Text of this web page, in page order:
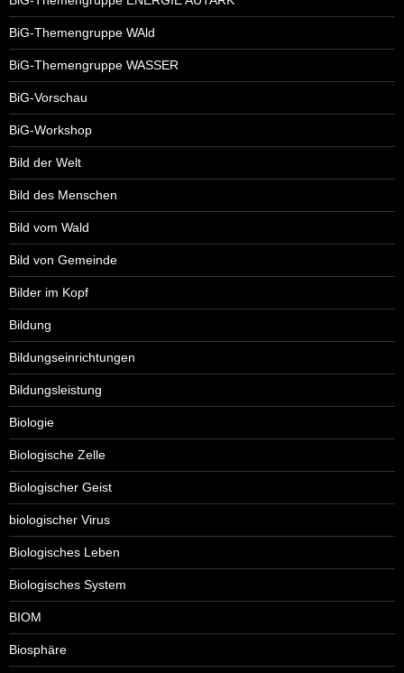
BiG-Themengruppe WAld
BiG-Themengruppe WASSER
BiG-Vorschau
BiG-Workshop
Bild der Welt
Bild des Menschen
Bild vom Wald
Bild von Gemeinde
Bilder im Kopf
Bildung
Bildungseinrichtungen
Bildungsleistung
Biologie
Biologische Zelle
Biologischer Geist
biologischer Virus
Biologisches Leben
Biologisches System
BIOM
Biosphäre